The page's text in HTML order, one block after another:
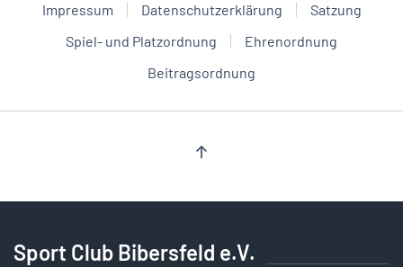
Impressum Datenschutzerklärung
Satzung
Spiel- und Platzordnung
Ehrenordnung
Beitragsordnung
Sport Club Bibersfeld e.V.